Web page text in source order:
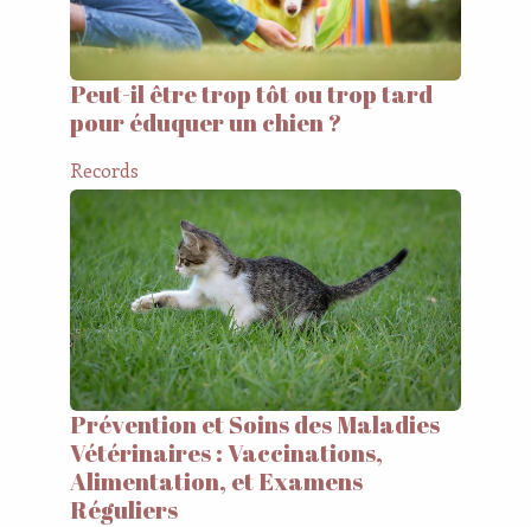
Peut-il être trop tôt ou trop tard
pour éduquer un chien ?
Records
Prévention et Soins des Maladies
Vétérinaires : Vaccinations,
Alimentation, et Examens
Réguliers